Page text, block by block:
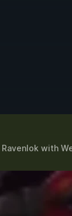
Ravenlok with